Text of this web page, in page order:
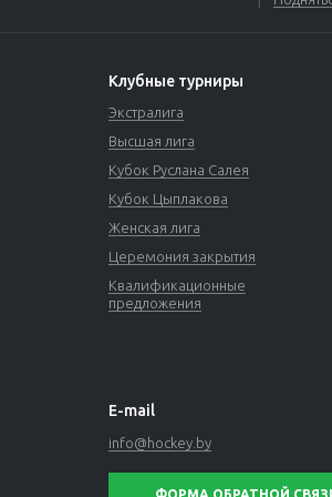
Клубные турниры
Экстралига
Высшая лига
Кубок Руслана Салея
Кубок Цыплакова
Женская лига
Церемония закрытия
Квалификационные
предложения
E-mail
info@hockey.by
ФОРМА ОБРАТНОЙ